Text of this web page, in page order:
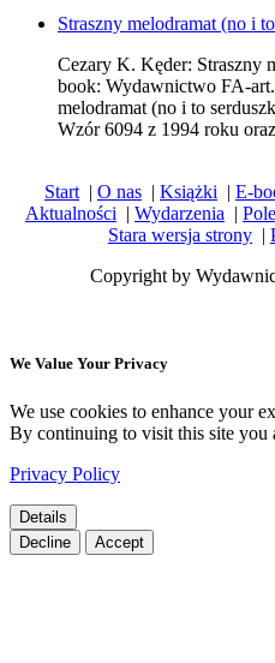
Straszny melodramat (no i
Cezary K. Kęder: Straszny
book: Wydawnictwo FA-
melodramat (no i to
Wzór 6094 z 1994 roku
Start | O nas | Książki | E-
Aktualności | Wydarzenia |
Stara wersja strony |
Copyright by
We Value Your Privacy
We use cookies to enhance your
By continuing to visit this site you
Privacy Policy
Details
Decline
Accept